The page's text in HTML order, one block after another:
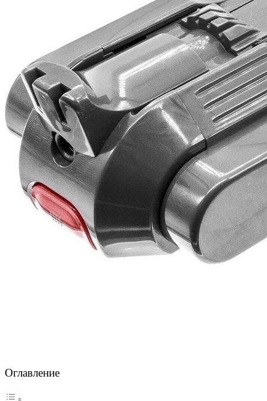
Оглавление